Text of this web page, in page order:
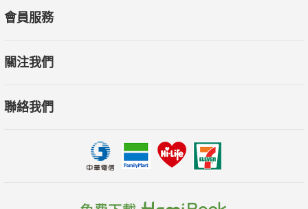
會員服務
關注我們
聯絡我們